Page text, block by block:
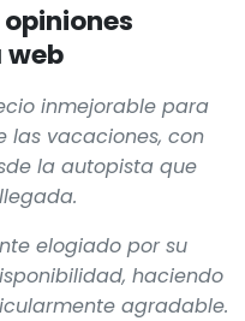
web
inmejorable para
las vacaciones, con
la autopista que
elogiado por su
haciendo
agradable.